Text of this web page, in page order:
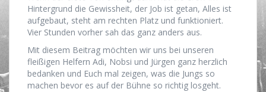
Hintergrund die Gewissheit, der Job ist getan, Alles ist
aufgebaut, steht am rechten Platz und funktioniert.
Vier Stunden vorher sah das ganz anders aus.
Mit diesem Beitrag möchten wir uns bei unseren
fleißigen Helfern Adi, Nobsi und Jürgen ganz herzlich
bedanken und Euch mal zeigen, was die Jungs so
machen bevor es auf der Bühne so richtig losgeht.